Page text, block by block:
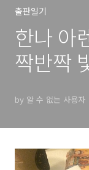
출판일기
한나 아
짝반짝
by 알 수 없는 사용자